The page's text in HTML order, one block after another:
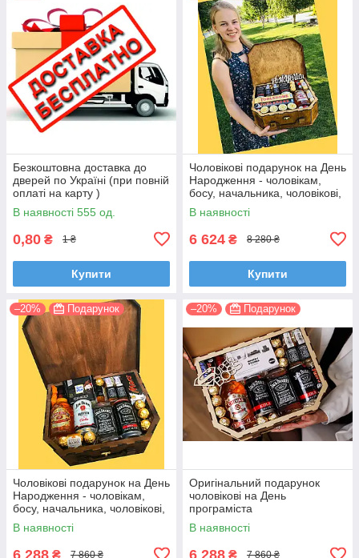
Безкоштовна доставка до
дверей по Україні (при повній
оплаті на карту )
В наявності 555 од.
0,80 ₴ 1 ₴
Купити
Чоловікові подарунок на День
Народження - чоловікам,
босу, начальника, чоловікові,
братові
В наявності
6 624 ₴ 8 280 ₴
Купити
–20% Подарунок
Чоловікові подарунок на День
Народження - чоловікам,
босу, начальника, чоловікові,
братові
В наявності
6 288 ₴ 7 860 ₴
–20% Подарунок
Оригінальний подарунок
чоловікові на День
програміста
В наявності
6 288 ₴ 7 860 ₴